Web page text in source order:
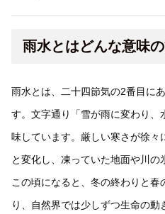
雨水とはどんな意味
雨水とは、二十四節気の2番目に
す。文字通り「雪が雨に変わり
味しています。厳しい寒さが徐
と変化し、凍っていた地面や川の
この頃になると、冬の終わりと春
り、自然界では少しずつ生命の